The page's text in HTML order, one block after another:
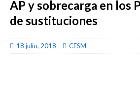
AP y sobrecarga en los
de sustituciones
18 julio, 2018 CESM